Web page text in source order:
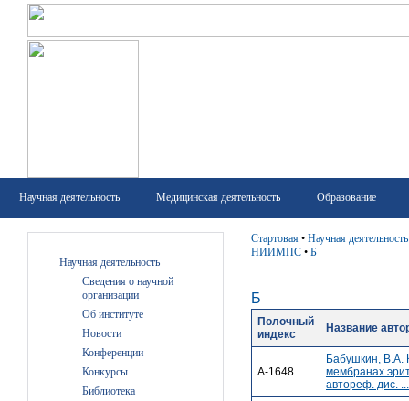
Научная деятельность Медицинская деятельность Образование
Научная деятельность
Сведения о научной
организации
Об институте
Новости
Конференции
Конкурсы
Библиотека
Стартовая • Научная деятельность
НИИМПС • Б
Б
Полочный
индекс
Название
А-1648
Бабушкин, В.А.
мембранах
автореф. дис.